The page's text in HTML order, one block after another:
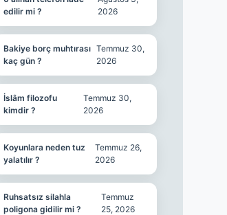
edilir mi ?
2026
Bakiye borç muhtırası
kaç gün ?
Temmuz 30,
2026
İslâm filozofu
kimdir ?
Temmuz 30,
2026
Koyunlara neden tuz
yalatılır ?
Temmuz 26,
2026
Ruhsatsız silahla
poligona gidilir mi ?
Temmuz
25, 2026